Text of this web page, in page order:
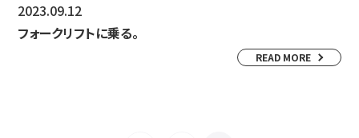
2023.09.12
フォークリフトに乗る。
READ MORE